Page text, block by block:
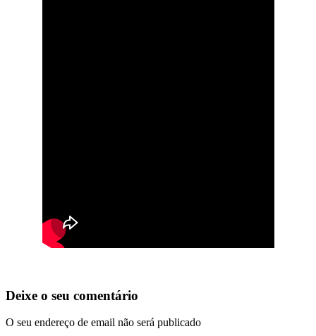
Deixe o seu comentário
O seu endereço de email não será publicado